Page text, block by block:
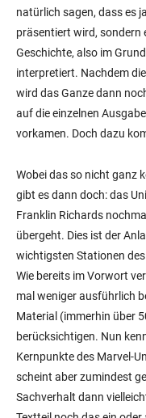
natürlich sagen, dass es
präsentiert wird, sondern
Geschichte, also im
interpretiert. Nachdem
wird das Ganze dann
auf die einzelnen
vorkamen. Doch dazu
Wobei das so nicht ganz
gibt es dann doch: das
Franklin Richards
übergeht. Dies ist der
wichtigsten Stationen
Wie bereits im Vorwort
mal weniger ausführlich
Material (immerhin über
berücksichtigen. Nun
Kernpunkte des Marvel-
scheint aber zumindest
Sachverhalt dann